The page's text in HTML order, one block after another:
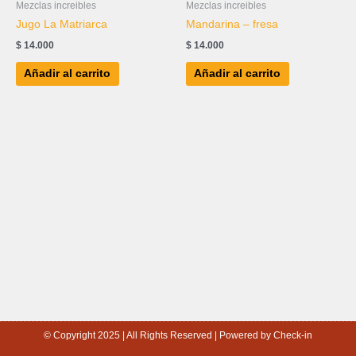
Mezclas increibles
Jugo La Matriarca
$ 14.000
Añadir al carrito
Mezclas increibles
Mandarina – fresa
$ 14.000
Añadir al carrito
© Copyright 2025 | All Rights Reserved | Powered by Check-in